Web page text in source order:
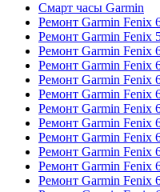
Смарт часы Garmin
Ремонт Garmin Fenix
Ремонт Garmin Fenix
Ремонт Garmin Fenix
Ремонт Garmin Fenix
Ремонт Garmin Fenix
Ремонт Garmin Fenix
Ремонт Garmin Fenix
Ремонт Garmin Fenix
Ремонт Garmin Fenix
Ремонт Garmin Fenix
Ремонт Garmin Fenix
Ремонт Garmin Fenix